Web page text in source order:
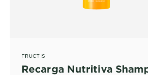
FRUCTIS
Recarga Nutritiva